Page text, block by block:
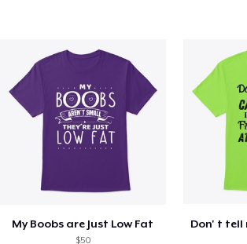
My Boobs are Just Low Fat
$50
Don' t tell